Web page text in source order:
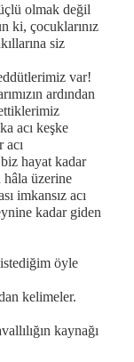
olmak değil
ki, çocuklarınız
siz
var!
ardından
acı keşke
acı
hayat kadar
üzerine
imkansız acı
kadar giden
öyle
kelimeler.
kaynağı